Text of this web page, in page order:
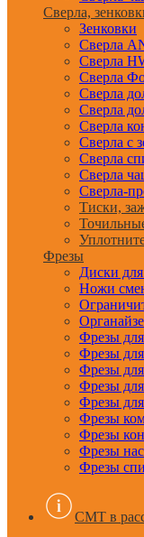
Сверла,
Зенковки
Сверла
Сверла
Сверла
Сверла
Сверла
Сверла
Сверла с
Сверла
Сверла
Сверла-
Тиски,
Фрезы
Диски
Ножи
Фрезы
Фрезы для
Фрезы
Фрезы
Фрезы
Фрезы
Фрезы
Фрезы
Фрезы
CMT в